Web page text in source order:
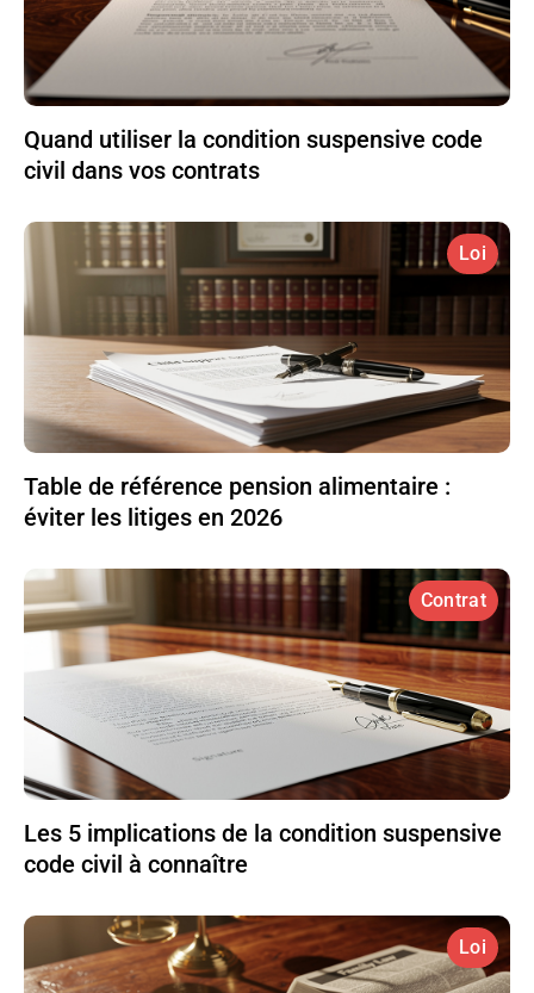
Quand utiliser la condition suspensive code
civil dans vos contrats
Loi
Table de référence pension alimentaire :
éviter les litiges en 2026
Contrat
Les 5 implications de la condition suspensive
code civil à connaître
Loi